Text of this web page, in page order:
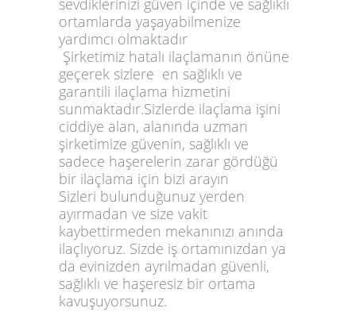
sevdiklerinizi güven içinde ve sağlıklı
ortamlarda yaşayabilmenize
yardımcı olmaktadır
Şirketimiz hatalı ilaçlamanın önüne
geçerek sizlere en sağlıklı ve
garantili ilaçlama hizmetini
sunmaktadır.Sizlerde ilaçlama işini
ciddiye alan, alanında uzman
şirketimize güvenin, sağlıklı ve
sadece haşerelerin zarar gördüğü
bir ilaçlama için bizi arayın
Sizleri bulunduğunuz yerden
ayırmadan ve size vakit
kaybettirmeden mekanınızı anında
ilaçlıyoruz. Sizde iş ortamınızdan ya
da evinizden ayrılmadan güvenli,
sağlıklı ve haşeresiz bir ortama
kavuşuyorsunuz.